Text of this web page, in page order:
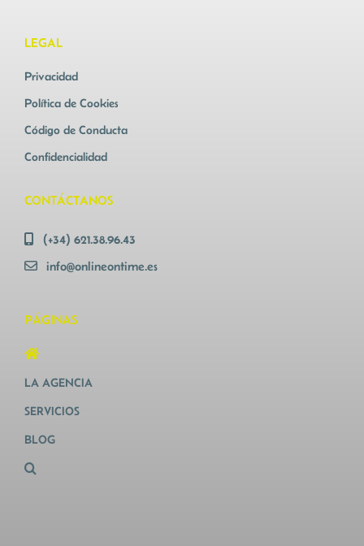
LEGAL
Privacidad
Política de Cookies
Código de Conducta
Confidencialidad
CONTÁCTANOS
(+34) 621.38.96.43
info@onlineontime.es
PÁGINAS
LA AGENCIA
SERVICIOS
BLOG